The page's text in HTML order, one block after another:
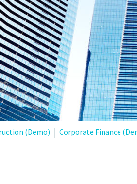
(Demo) Corporate Finance